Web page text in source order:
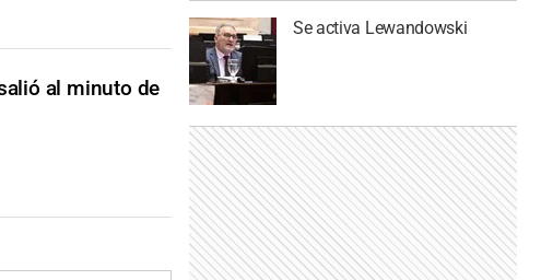
al minuto de
Se activa Lewandowski